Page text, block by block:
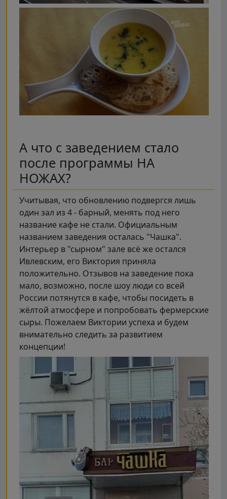
А что с заведением стало
после программы НА
НОЖАХ?
Учитывая, что обновлению подвергся лишь
один зал из 4 - барный, менять под него
название кафе не стали. Официальным
названием заведения осталась "Чашка".
Интерьер в "сырном" зале всё же остался
Ивлевским, его Виктория приняла
положительно. Отзывов на заведение пока
мало, возможно, после шоу люди со всей
России потянутся в кафе, чтобы посидеть в
жёлтой атмосфере и попробовать фермерские
сыры. Пожелаем Виктории успеха и будем
внимательно следить за развитием
концепции!